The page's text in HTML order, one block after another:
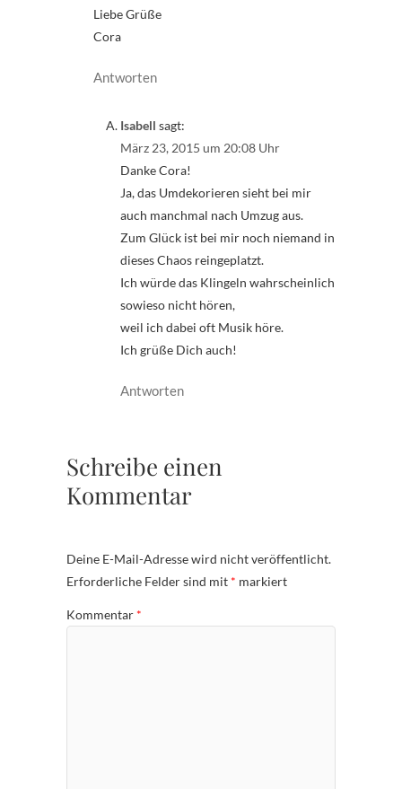
Liebe Grüße
Cora
Antworten
Isabell sagt:
März 23, 2015 um 20:08 Uhr
Danke Cora!
Ja, das Umdekorieren sieht bei mir
auch manchmal nach Umzug aus.
Zum Glück ist bei mir noch niemand in
dieses Chaos reingeplatzt.
Ich würde das Klingeln wahrscheinlich
sowieso nicht hören,
weil ich dabei oft Musik höre.
Ich grüße Dich auch!
Antworten
Schreibe einen
Kommentar
Deine E-Mail-Adresse wird nicht veröffentlicht.
Erforderliche Felder sind mit * markiert
Kommentar *